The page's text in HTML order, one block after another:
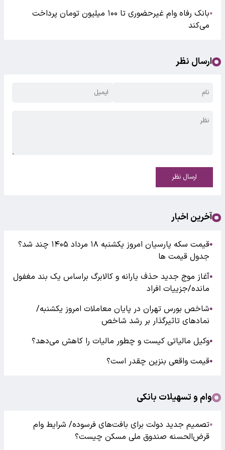
●
بانک رفاه وام غیرحضوری تا ۱۰۰ میلیون تومان پرداخت
می‌کند
ارسال نظر
ارسال نظر
آخرین اخبار
●
قیمت سکه پارسیان امروز یکشنبه ۱۸ مرداد ۱۴۰۵ چند شد؟
جدول قیمت ها
●آغاز موج جدید حذف یارانه و کالابرگ براساس یک بند مغفول
مانده/جزییات افراد
●شاخص بورس تهران در پایان معاملات امروز یکشنبه/
نمادهای تاثیرگذار بر رشد شاخص
●وکیل مالیاتی کیست و چطور مالیات را کاهش می‌دهد؟
●قیمت واقعی بنزین چقدر است؟
وام و تسهیلات بانکی
●تصمیم جدید دولت برای بافت‌های فرسوده/ شرایط وام
قرض‌الحسنه صندوق ملی مسکن چیست؟